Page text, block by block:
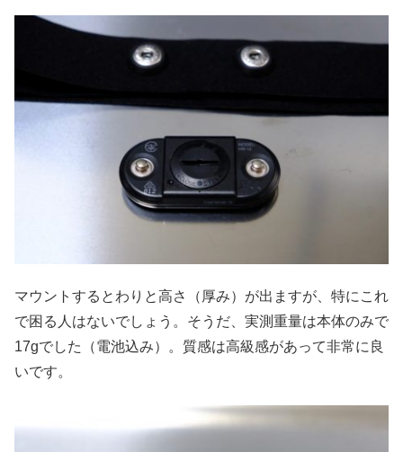
マウントするとわりと高さ（厚み）が出ますが、特にこれ
で困る人はないでしょう。そうだ、実測重量は本体のみで
17gでした（電池込み）。質感は高級感があって非常に良
いです。